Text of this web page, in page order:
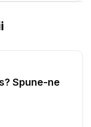
Spune-ne